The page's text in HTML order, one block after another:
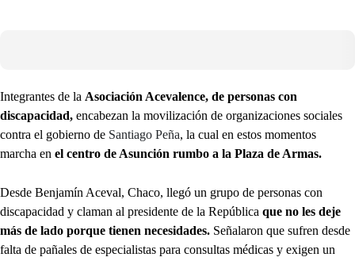
Integrantes de la Asociación Acevalence, de personas con
discapacidad, encabezan la movilización de organizaciones sociales
contra el gobierno de Santiago Peña, la cual en estos momentos
marcha en el centro de Asunción rumbo a la Plaza de Armas.
Desde Benjamín Aceval, Chaco, llegó un grupo de personas con
discapacidad y claman al presidente de la República que no les deje
más de lado porque tienen necesidades. Señalaron que sufren desde
falta de pañales de especialistas para consultas médicas y exigen un